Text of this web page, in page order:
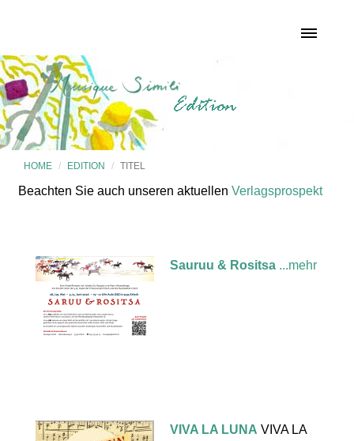
HOME EDITION TITEL
Beachten Sie auch unseren aktuellen Verlagsprospekt
Sauruu & Rositsa ...mehr
VIVA LA LUNA VIVA LA